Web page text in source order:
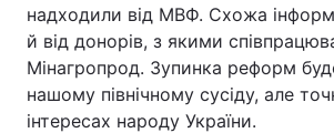
надходили від МВФ. Схожа
й від донорів, з якими
Мінагропрод. Зупинка реформ
нашому північному сусіду, але
інтересах народу України.